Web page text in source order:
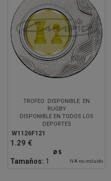
TROFEO DISPONIBLE EN
RUGBY
DISPONIBLE EN TODOS LOS
DEPORTES
W1126F121
1.29 €
Ø 5
Tamaños: 1 IVA no incluido